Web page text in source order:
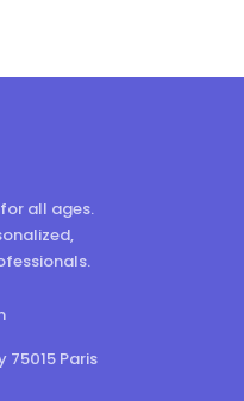
all ages.
75015 Paris